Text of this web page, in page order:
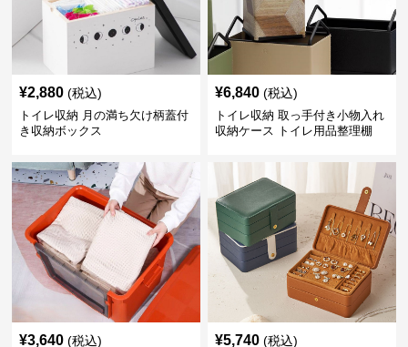
¥2,880 (税込)
トイレ収納 月の満ち欠け柄蓋付
き収納ボックス
¥6,840 (税込)
トイレ収納 取っ手付き小物入れ
収納ケース トイレ用品整理棚
¥3,640 (税込) ¥5,740 (税込)